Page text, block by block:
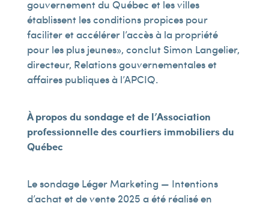
gouvernement du Québec et les villes
établissent les conditions propices pour
faciliter et accélérer l’accès à la propriété
pour les plus jeunes », conclut Simon Langelier,
directeur, Relations gouvernementales et
affaires publiques à l’APCIQ.
À propos du sondage et de l’Association
professionnelle des courtiers immobiliers du
Québec
Le sondage Léger Marketing — Intentions
d’achat et de vente 2025 a été réalisé en